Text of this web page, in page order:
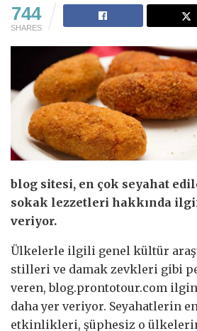
744
SHARES
blog sitesi, en çok seyahat
sokak lezzetleri hakkında
veriyor.
Ülkelerle ilgili genel kültür
stilleri ve damak zevkleri gibi
veren, blog.prontotour.com
daha yer veriyor. Seyahatlerin
etkinlikleri, şüphesiz o